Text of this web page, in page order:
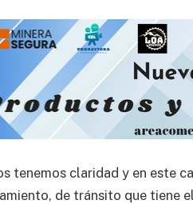
tenemos claridad y en este
de tránsito que tiene